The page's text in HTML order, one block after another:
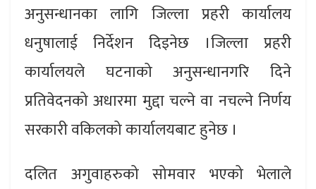
अनुसन्धानका लागि जिल्ला प्रहरी कार्यालय
धनुषालाई निर्देशन दिइनेछ ।जिल्ला प्रहरी
कार्यालयले घटनाको अनुसन्धानगरि दिने
प्रतिवेदनको अधारमा मुद्दा चल्ने वा नचल्ने निर्णय
सरकारी वकिलको कार्यालयबाट हुनेछ ।
दलित अगुवाहरुको सोमवार भएको भेलाले